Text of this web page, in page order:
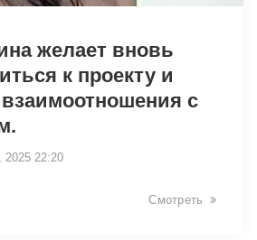
желает вновь
к проекту и
с
2025 22:20
Смотреть